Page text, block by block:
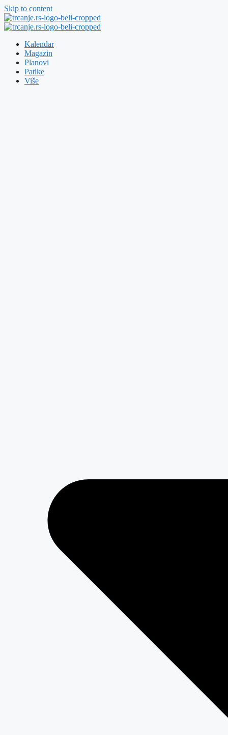
Skip to content
Kalendar
Magazin
Planovi
Patike
Više